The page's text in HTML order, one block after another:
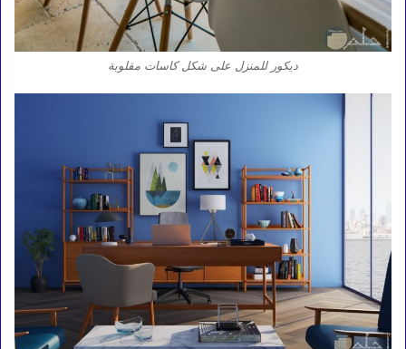
ديكور للمنزل على شكل كاسات مقلوبة